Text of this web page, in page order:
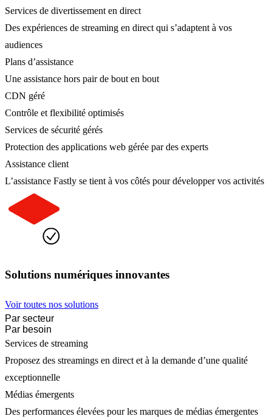
Services de divertissement en direct
Des expériences de streaming en direct qui s’adaptent à vos
audiences
Plans d’assistance
Une assistance hors pair de bout en bout
CDN géré
Contrôle et flexibilité optimisés
Services de sécurité gérés
Protection des applications web gérée par des experts
Assistance client
L’assistance Fastly se tient à vos côtés pour développer vos activités
Solutions numériques innovantes
Voir toutes nos solutions
Par secteur
Par besoin
Services de streaming
Proposez des streamings en direct et à la demande d’une qualité
exceptionnelle
Médias émergents
Des performances élevées pour les marques de médias émergentes